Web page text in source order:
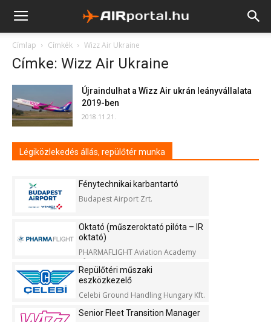
Címlap Címkék Wizz Air Ukraine
Címke: Wizz Air Ukraine
Újraindulhat a Wizz Air ukrán leányvállalata
2019-ben
2018.11.21.
Légiközlekedés állás, repülőtér munka
Fénytechnikai karbantartó
Budapest Airport Zrt.
Oktató (műszeroktató pilóta – IR
oktató)
PHARMAFLIGHT Aviation Academy
Kft.
Repülőtéri műszaki
eszközkezelő
Celebi Ground Handling Hungary Kft.
Senior Fleet Transition Manager